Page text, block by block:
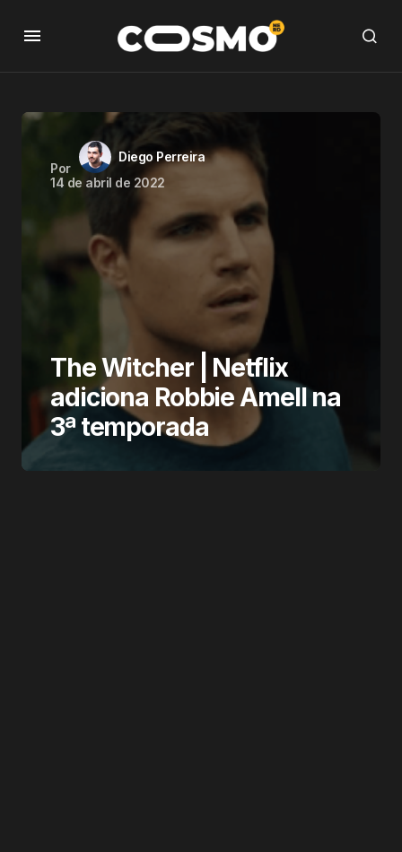
Por
Diego Perreira
14 de abril de 2022
The Witcher | Netflix
adiciona Robbie Amell na
3ª temporada